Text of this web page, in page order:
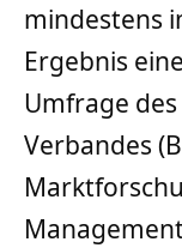
mindestens
Ergebnis
Umfrage
Verbandes